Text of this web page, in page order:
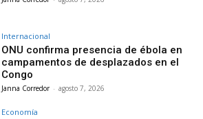
Internacional
ONU confirma presencia de ébola en
campamentos de desplazados en el
Congo
Janna Corredor - agosto 7, 2026
Economía